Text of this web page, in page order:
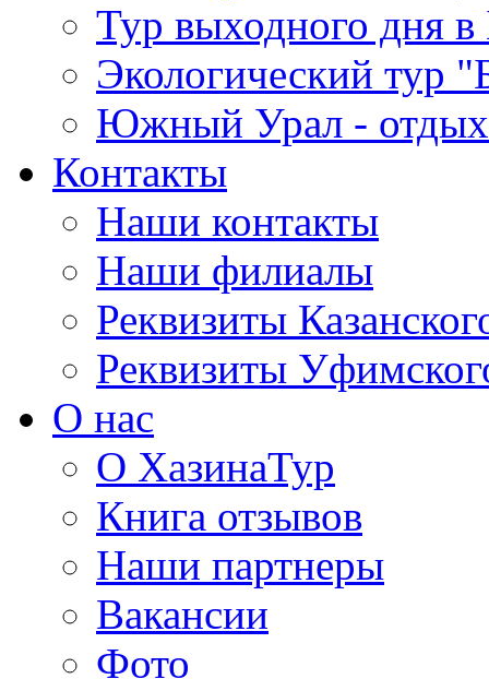
Тур выходного дня в
Экологический тур
Южный Урал - отдых
Контакты
Наши контакты
Наши филиалы
Реквизиты
Реквизиты
О нас
О ХазинаТур
Книга отзывов
Наши партнеры
Вакансии
Фото